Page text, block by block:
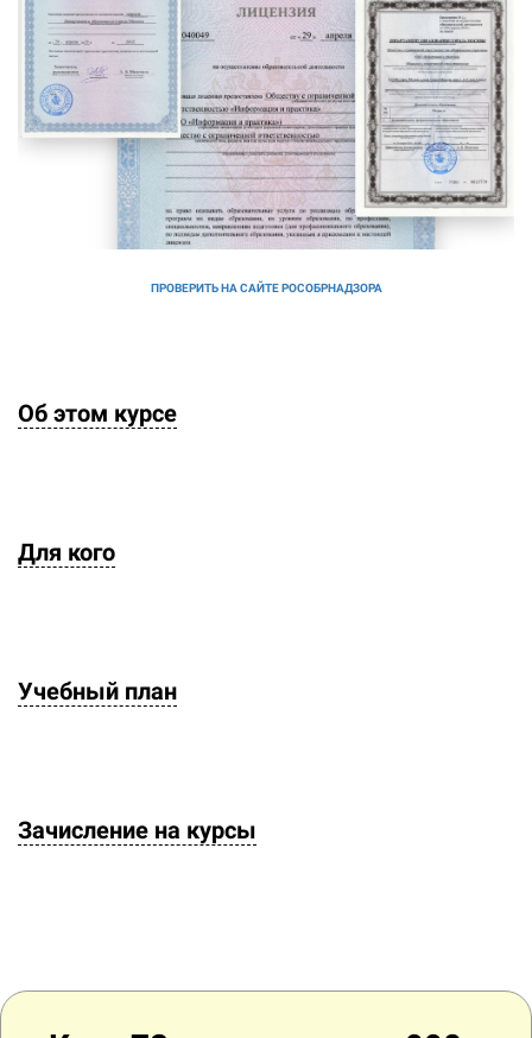
ПРОВЕРИТЬ НА САЙТЕ РОСОБРНАДЗОРА
Об этом курсе
Для кого
Учебный план
Зачисление на курсы